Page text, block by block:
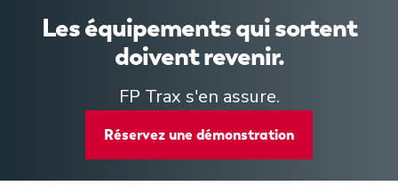
Les équipements qui sortent
doivent revenir.
FP Trax s'en assure.
Réservez une démonstration